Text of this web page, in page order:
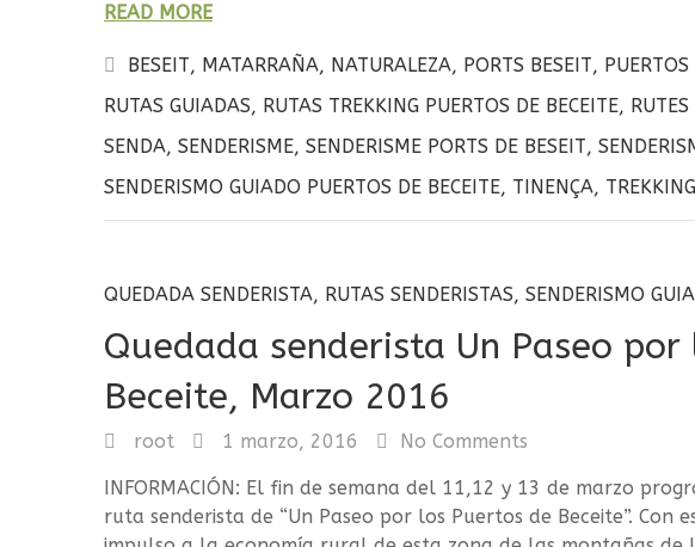
ce
b
o
o
k
it
te
r
p
a
rt
ir
READ MORE
BESEIT, MATARRAÑA, NATURALEZA, PORTS BESEIT,
RUTAS GUIADAS, RUTAS TREKKING PUERTOS DE BECEITE,
SENDA, SENDERISME, SENDERISME PORTS DE BESEIT,
SENDERISMO GUIADO PUERTOS DE BECEITE, TINENÇA, TREKKING
QUEDADA SENDERISTA, RUTAS SENDERISTAS, SENDERISMO
Quedada senderista Un Paseo
Beceite, Marzo 2016
root 1 marzo, 2016 No Comments
INFORMACIÓN: El fin de semana del 11,12 y 13 de marzo
ruta senderista de “Un Paseo por los Puertos de Beceite”. Con